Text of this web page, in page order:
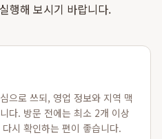
행해 보시기 바랍니다.
으로 쓰되, 영업 정보와 지역 맥
다. 방문 전에는 최소 2개 이상
시 확인하는 편이 좋습니다.